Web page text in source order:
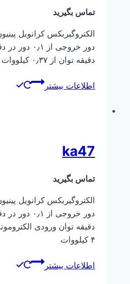
تماس بگیرید
دقیقه توان از ۰٫۳۷ کیلووات تا ۲٫۲ کیلووات
اطلاعات بیشتر
ka47
تماس بگیرید
۴ کیلووات
اطلاعات بیشتر